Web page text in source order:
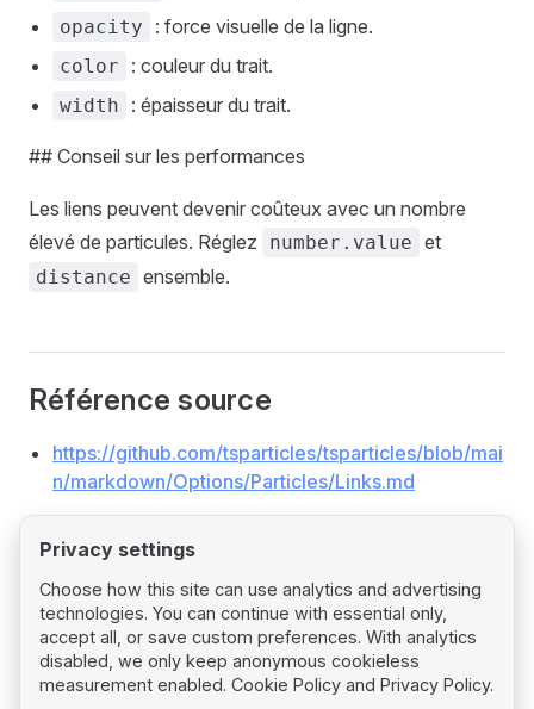
opacity : force visuelle de la ligne.
color : couleur du trait.
width : épaisseur du trait.
## Conseil sur les performances
Les liens peuvent devenir coûteux avec un nombre
élevé de particules. Réglez
number.value et
distance ensemble.
Référence source
https://github.com/tsparticles/tsparticles/blob/mai
n/markdown/Options/Particles/Links.md
PagerPrevious page
Particles Move
Privacy settings
Choose how this site can use analytics and advertising
technologies. You can continue with essential only,
accept all, or save custom preferences. With analytics
disabled, we only keep anonymous cookieless
measurement enabled. Cookie Policy and Privacy Policy.